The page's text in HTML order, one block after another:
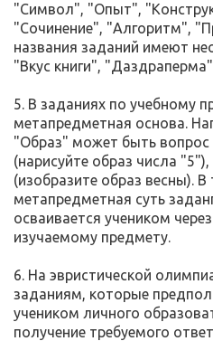
"Символ", "Опыт",
"Сочинение", "Алгоритм",
названия заданий имеют
"Вкус книги",
5. В заданиях по учебному
метапредметная основа.
"Образ" может быть вопрос
(нарисуйте образ числа
(изобразите образ весны).
метапредметная суть
осваивается учеником
изучаемому предмету.
6. На эвристической
заданиям, которые
учеником личного
получение требуемого